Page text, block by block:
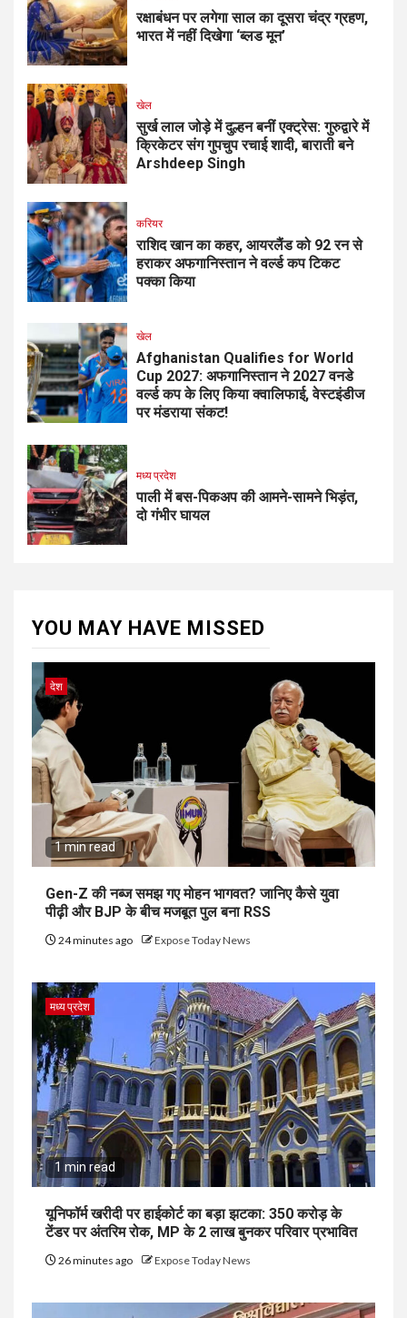
रक्षाबंधन पर लगेगा साल का दूसरा चंद्र ग्रहण,
भारत में नहीं दिखेगा ‘ब्लड मून’
खेल
सुर्ख लाल जोड़े में दुल्हन बनीं एक्ट्रेस: गुरुद्वारे में
क्रिकेटर संग गुपचुप रचाई शादी, बाराती बने
Arshdeep Singh
करियर
राशिद खान का कहर, आयरलैंड को 92 रन से
हराकर अफगानिस्तान ने वर्ल्ड कप टिकट
पक्का किया
खेल
Afghanistan Qualifies for World
Cup 2027: अफगानिस्तान ने 2027 वनडे
वर्ल्ड कप के लिए किया क्वालिफाई, वेस्टइंडीज
पर मंडराया संकट!
मध्य प्रदेश
पाली में बस-पिकअप की आमने-सामने भिड़ंत,
दो गंभीर घायल
YOU MAY HAVE MISSED
देश
1 min read
Gen-Z की नब्ज समझ गए मोहन भागवत? जानिए कैसे युवा
पीढ़ी और BJP के बीच मजबूत पुल बना RSS
24 minutes ago Expose Today News
मध्य प्रदेश
1 min read
यूनिफॉर्म खरीदी पर हाईकोर्ट का बड़ा झटका: 350 करोड़ के
टेंडर पर अंतरिम रोक, MP के 2 लाख बुनकर परिवार प्रभावित
26 minutes ago Expose Today News